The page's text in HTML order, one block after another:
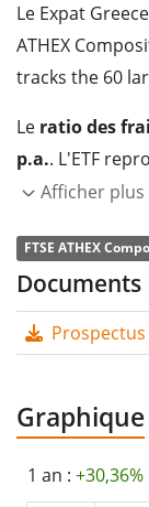
Le Expat
ATHEX
tracks the 60
Le ratio des
p.a.. L'ETF
jacent en
capitaliséset
Le Expat
en Bulgarie.
Afficher plus
FTSE ATHEX
Documents
Prospectus
Graphique
1 an : +30,36%